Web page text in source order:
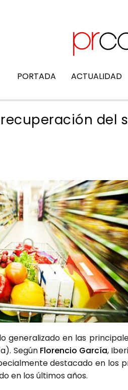
PORTADA ACTUALIDAD
del
gene­ra­li­za­do en las
Según Flo­ren­cio Gar­cía,
des­ta­ca­do en los
en los últi­mos años.